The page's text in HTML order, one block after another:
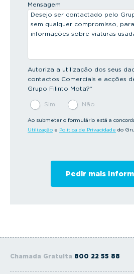
Mensagem
Autoriza a utilização dos seus
contactos Comerciais e acções
Grupo Filinto Mota?*
Sim Não
Ao submeter o formulário está a
Utilização e Política de Privacidade do
Chamada Gratuita 800 22 55 88